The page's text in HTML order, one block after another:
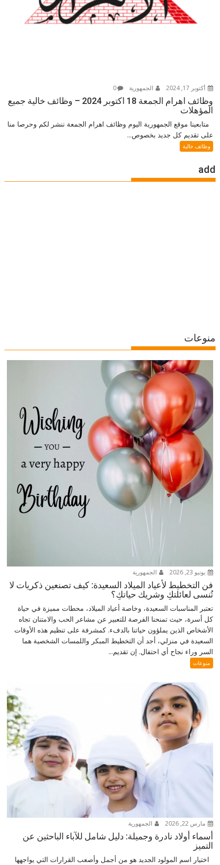
أكتوبر 17, 2024 الجمهورية 0
وظائف اهرام الجمعة 18 اكتوبر 2024 – وظائف خالية جميع
المؤهلات
متابعينا موقع الجمهورية اليوم وظائف اهرام الجمعة ننشر لكم وحرصا منا
على تقديم كل جديد بخصوص...
وظائف خالية
add
منوعات
يونيو 23, 2026 الجمهورية
فن التخطيط لأعياد الميلاد السعيدة: كيف تصنعين ذكريات لا
تُنسى لعائلتكِ وشريك حياتكِ؟
تعتبر المناسبات السعيدة، وخاصة أعياد الميلاد، محطات مميزة في حياة
كل أسرة، حيث تمنحنا الفرصة للتعبير عن مشاعر الحب والامتنان تجاه
الأشخاص الذين يملؤون حياتنا بالدفء. كمشرفة على تنظيم هذه الأوقات
السعيدة في منزلي، أجد أن التخطيط المبكر واللمسات الشخصية هما
السر وراء نجاح أي احتفال. إن تقديم...
منوعات
مارس 22, 2026 الجمهورية
أسماء أولاد نادرة وجميلة: دليل شامل للآباء الباحثين عن
التميز
اختيار اسم المولود الجديد هو من أجمل وأصعب القرارات التي يواجهها